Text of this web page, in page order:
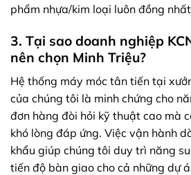
phẩm nhựa/kim loại luôn đồng
3. Tại sao doanh nghiệp
nên chọn Minh Triệu?
Hệ thống máy móc tân tiến tại
của chúng tôi là minh chứng cho
đơn hàng đòi hỏi kỹ thuật cao mà
khó lòng đáp ứng. Việc vận hành
khẩu giúp chúng tôi duy trì năng
tiến độ bàn giao cho cả những dự